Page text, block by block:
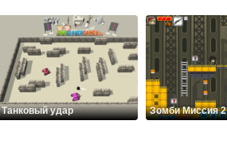
Танковый удар Зомби Миссия 2